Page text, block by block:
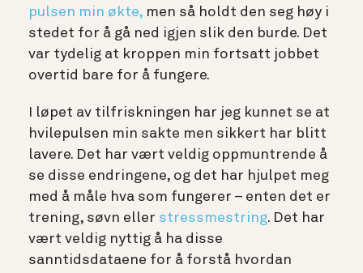
pulsen min økte, men så holdt den seg høy i
stedet for å gå ned igjen slik den burde. Det
var tydelig at kroppen min fortsatt jobbet
overtid bare for å fungere.
I løpet av tilfriskningen har jeg kunnet se at
hvilepulsen min sakte men sikkert har blitt
lavere. Det har vært veldig oppmuntrende å
se disse endringene, og det har hjulpet meg
med å måle hva som fungerer – enten det er
trening, søvn eller stressmestring. Det har
vært veldig nyttig å ha disse
sanntidsdataene for å forstå hvordan